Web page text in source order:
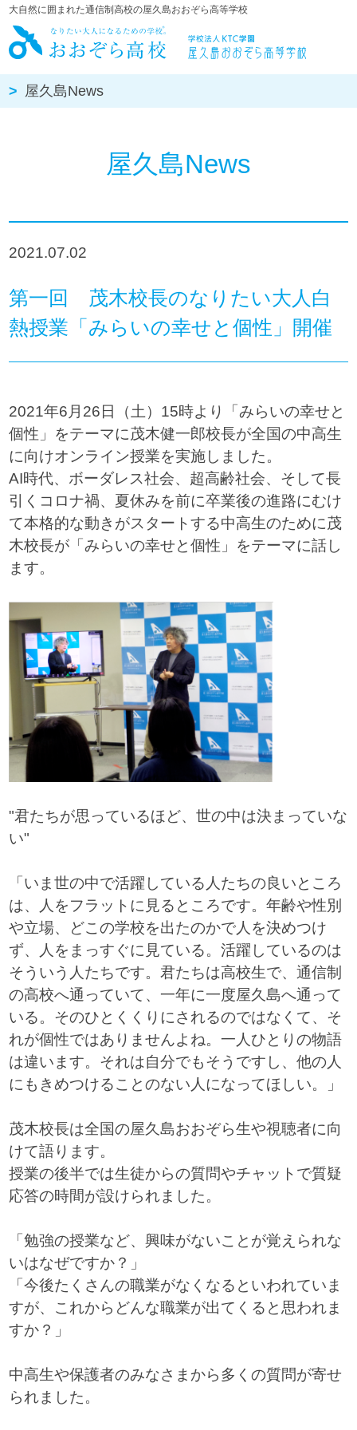
大自然に囲まれた通信制高校の屋久島おおぞら高等学校
屋久島News
屋久島News
2021.07.02
第一回 茂木校長のなりたい大人白
熱授業「みらいの幸せと個性」開催
2021年6 月 26日（土） 15時より「みらいの幸せと
個性」をテーマに茂木健一郎校長が全国の中高生
に向けオンライン授業を実施しました。
AI時代、ボーダレス社会、超高齢社会、そして長
引くコロナ禍、夏休みを前に卒業後の進路にむけ
て本格的な動きがスタートする中高生のために茂
木校長が「みらいの幸せと個性」をテーマに話し
ます。
"君たちが思っているほど、世の中は決まっていな
い"
「いま世の中で活躍している人たちの良いところ
は、人をフラットに見るところです。年齢や性別
や立場、どこの学校を出たのかで人を決めつけ
ず、人をまっすぐに見ている。活躍しているのは
そういう人たちです。君たちは高校生で、通信制
の高校へ通っていて、一年に一度屋久島へ通って
いる。そのひとくくりにされるのではなくて、そ
れが個性ではありませんよね。一人ひとりの物語
は違います。それは自分でもそうですし、他の人
にもきめつけることのない人になってほしい。」
茂木校長は全国の屋久島おおぞら生や視聴者に向
けて語ります。
授業の後半では生徒からの質問やチャットで質疑
応答の時間が設けられました。
「勉強の授業など、興味がないことが覚えられな
いはなぜですか？」
「今後たくさんの職業がなくなるといわれていま
すが、これからどんな職業が出てくると思われま
すか？」
中高生や保護者のみなさまから多くの質問が寄せ
られました。